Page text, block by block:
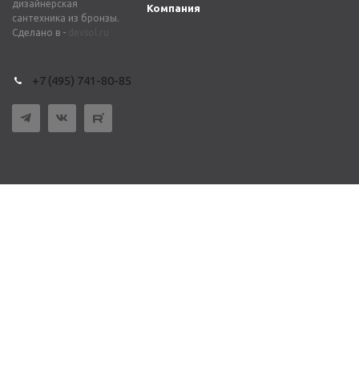
дизайнерская
сантехника из бронзы.
Сделано в -
Компания
+7 (495) 741-80-85